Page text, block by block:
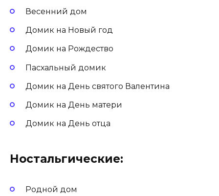
Весенний дом
Домик на Новый год
Домик на Рождество
Пасхальный домик
Домик на День святого Валентина
Домик на День матери
Домик на День отца
Ностальгические:
Родной дом